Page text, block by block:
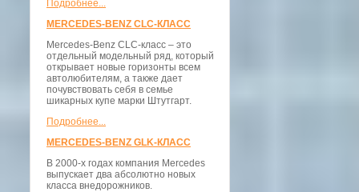
Подробнее...
MERCEDES-BENZ CLC-КЛАСС
Mercedes-Benz CLC-класс – это
отдельный модельный ряд, который
открывает новые горизонты всем
автолюбителям, а также дает
почувствовать себя в семье
шикарных купе марки Штутгарт.
Подробнее...
MERCEDES-BENZ GLK-КЛАСС
В 2000-х годах компания Mercedes
выпускает два абсолютно новых
класса внедорожников.